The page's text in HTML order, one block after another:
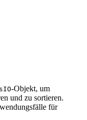
-Objekt, um
und zu sortieren.
für